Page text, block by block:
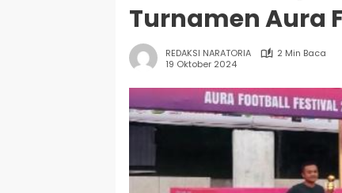
Turnamen Aura
REDAKSI NARATORIA
2 Min Baca
19 Oktober 2024